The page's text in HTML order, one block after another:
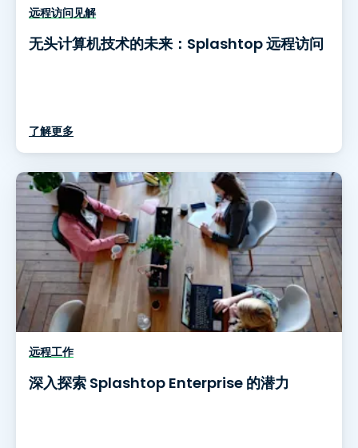
远程访问见解
无头计算机技术的未来：Splashtop 远程访问
了解更多
远程工作
深入探索 Splashtop Enterprise 的潜力